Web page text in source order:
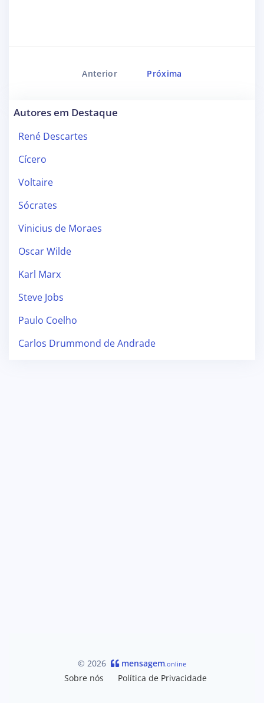
Anterior Próxima
Autores em Destaque
René Descartes
Cícero
Voltaire
Sócrates
Vinicius de Moraes
Oscar Wilde
Karl Marx
Steve Jobs
Paulo Coelho
Carlos Drummond de Andrade
© 2026 mensagem.online
Sobre nós Política de Privacidade